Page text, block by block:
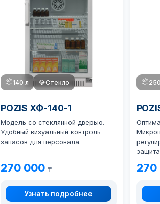
📦140 л 💎Стекло
POZIS ХФ-140-1
Модель со стеклянной дверью.
Удобный визуальный контроль
запасов для персонала.
270 000 ₸
Узнать подробнее
📦
270